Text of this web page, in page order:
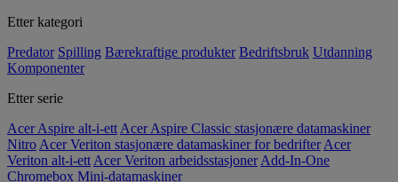
Etter kategori
Predator Spilling Bærekraftige produkter Bedriftsbruk Utdanning
Komponenter
Etter serie
Acer Aspire alt-i-ett Acer Aspire Classic stasjonære datamaskiner
Nitro Acer Veriton stasjonære datamaskiner for bedrifter Acer
Veriton alt-i-ett Acer Veriton arbeidsstasjoner Add-In-One
Chromebox Mini-datamaskiner